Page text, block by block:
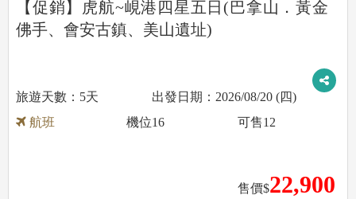
【促銷】虎航~峴港四星五日(巴拿山．黃金
佛手、會安古鎮、美山遺址)
5天
2026/08/20 (四)
航班
售價$22,900
機位16 可售12